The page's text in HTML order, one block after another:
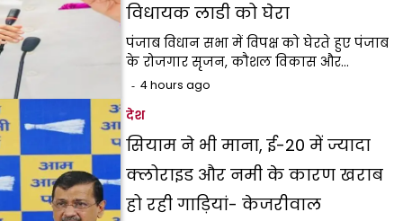
विधायक लाडी को घेरा
पंजाब विधान सभा में विपक्ष को घेरते हुए पंजाब
के रोजगार सृजन, कौशल विकास और…
4 hours ago
देश
सियाम ने भी माना, ई-20 में ज्यादा
क्लोराइड और नमी के कारण खराब
हो रही गाड़ियां- केजरीवाल